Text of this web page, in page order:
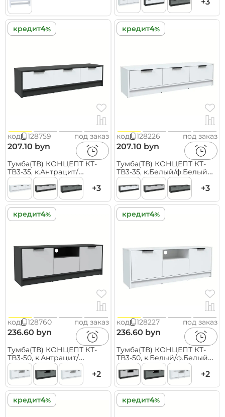
кредит
код 128759 под заказ
207.10 byn
Тумба(ТВ) КОНЦЕПТ КТ-
ТВ3-35, к.Антрацит/
ф.Белый
(В348хШ1360хГ355мм)
+3
кредит
код 128226 под заказ
207.10 byn
Тумба(ТВ) КОНЦЕПТ КТ-
ТВ3-35, к.Белый/ф.Белый
(В348хШ1360хГ355мм)
+3
кредит
код 128760 под заказ
236.60 byn
Тумба(ТВ) КОНЦЕПТ КТ-
ТВ3-50, к.Антрацит/
ф.Серый
(В495хШ1360хГ355мм)
+2
кредит
код 128227 под заказ
236.60 byn
Тумба(ТВ) КОНЦЕПТ КТ-
ТВ3-50, к.Белый/ф.Белый
(В495хШ1360хГ355мм)
+2
кредит кредит